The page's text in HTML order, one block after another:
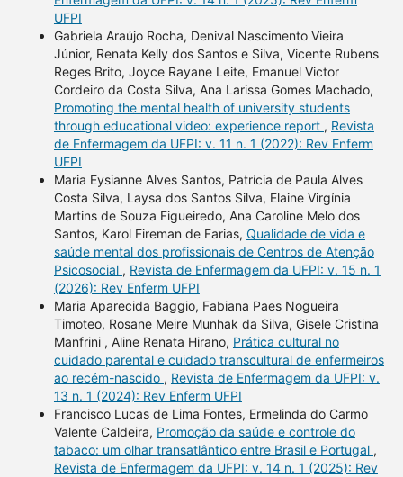
UFPI
Gabriela Araújo Rocha, Denival Nascimento Vieira
Júnior, Renata Kelly dos Santos e Silva, Vicente Rubens
Reges Brito, Joyce Rayane Leite, Emanuel Victor
Cordeiro da Costa Silva, Ana Larissa Gomes Machado,
Promoting the mental health of university students
through educational video: experience report , Revista
de Enfermagem da UFPI: v. 11 n. 1 (2022): Rev Enferm
UFPI
Maria Eysianne Alves Santos, Patrícia de Paula Alves
Costa Silva, Laysa dos Santos Silva, Elaine Virgínia
Martins de Souza Figueiredo, Ana Caroline Melo dos
Santos, Karol Fireman de Farias, Qualidade de vida e
saúde mental dos profissionais de Centros de Atenção
Psicosocial , Revista de Enfermagem da UFPI: v. 15 n. 1
(2026): Rev Enferm UFPI
Maria Aparecida Baggio, Fabiana Paes Nogueira
Timoteo, Rosane Meire Munhak da Silva, Gisele Cristina
Manfrini , Aline Renata Hirano, Prática cultural no
cuidado parental e cuidado transcultural de enfermeiros
ao recém-nascido , Revista de Enfermagem da UFPI: v.
13 n. 1 (2024): Rev Enferm UFPI
Francisco Lucas de Lima Fontes, Ermelinda do Carmo
Valente Caldeira, Promoção da saúde e controle do
tabaco: um olhar transatlântico entre Brasil e Portugal ,
Revista de Enfermagem da UFPI: v. 14 n. 1 (2025): Rev